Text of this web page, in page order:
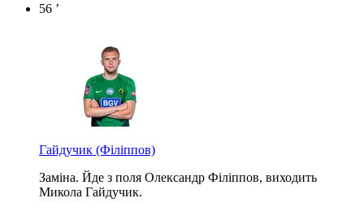
56 ’
Гайдучик (Філіппов)
Заміна. Йде з поля Олександр Філіппов, виходить
Микола Гайдучик.